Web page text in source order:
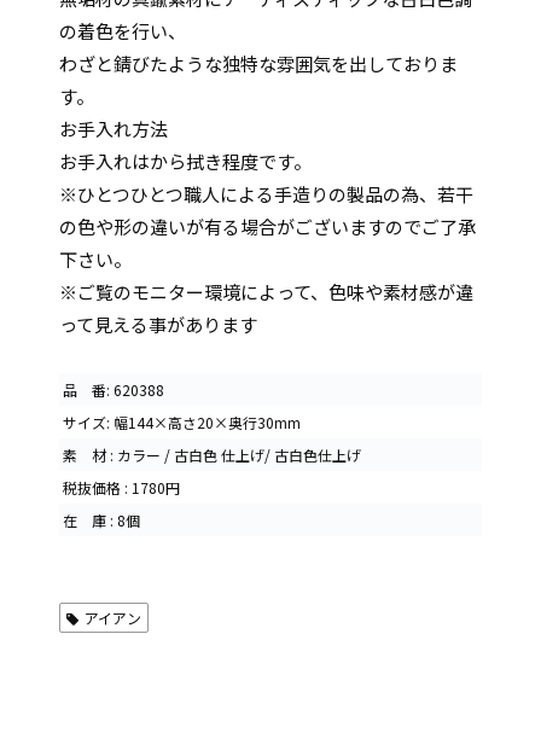
の着色を行い、
わざと錆びたような独特な雰囲気を出しておりま
す。
お手入れ方法
お手入れはから拭き程度です。
※ひとつひとつ職人による手造りの製品の為、若干
の色や形の違いが有る場合がございますのでご了承
下さい。
※ご覧のモニター環境によって、色味や素材感が違
って見える事があります
品 番: 620388
サイズ: 幅144×高さ20×奥行30mm
素 材 : カラー / 古白色 仕上げ/ 古白色仕上げ
税抜価格 : 1780円
在 庫 : 8個
アイアン